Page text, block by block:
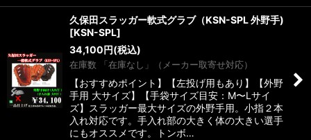
久保田スラッガー軟式グラブ（KSN-SPL 外野手)
[KSN-SPL]
34,100円(税込)
在庫数 「在庫なし」（メーカー取寄せ対応）
【おすすめポイント】【左投げ用もあり】【外野
手用 大サイズ】【手袋サイズ目安：M〜Lサイ
ズ】スラッガー最大サイズの外野手用。小指２本
入れ対応です。手入れ部の大きく体の大きい選手
にもオススメです。トンボ…